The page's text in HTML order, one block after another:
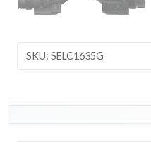
SKU: SELC1635G